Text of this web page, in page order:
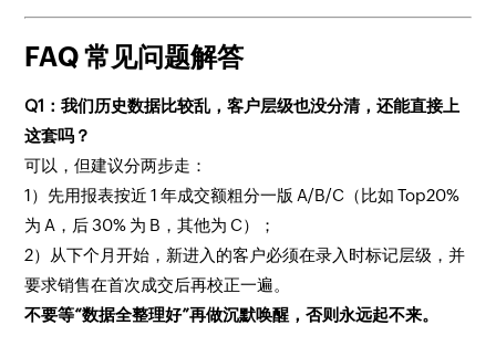
FAQ 常见问题解答
Q1：我们历史数据比较乱，客户层级也没分清，还能直接上
这套吗？
可以，但建议分两步走：
1）先用报表按近 1 年成交额粗分一版 A/B/C（比如 Top20%
为 A，后 30% 为 B，其他为 C）；
2）从下个月开始，新进入的客户必须在录入时标记层级，并
要求销售在首次成交后再校正一遍。
不要等“数据全整理好”再做沉默唤醒，否则永远起不来。